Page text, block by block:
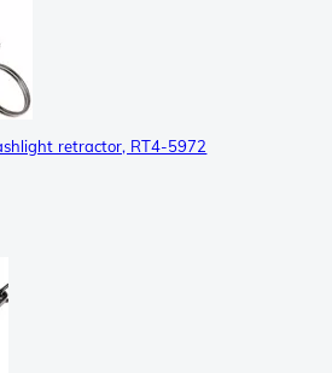
retractor, RT4-5972